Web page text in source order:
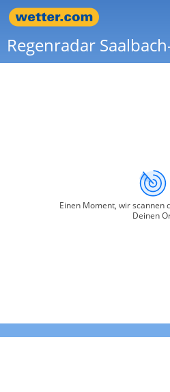
Regenradar
Einen Moment, wir scannen
Deinen